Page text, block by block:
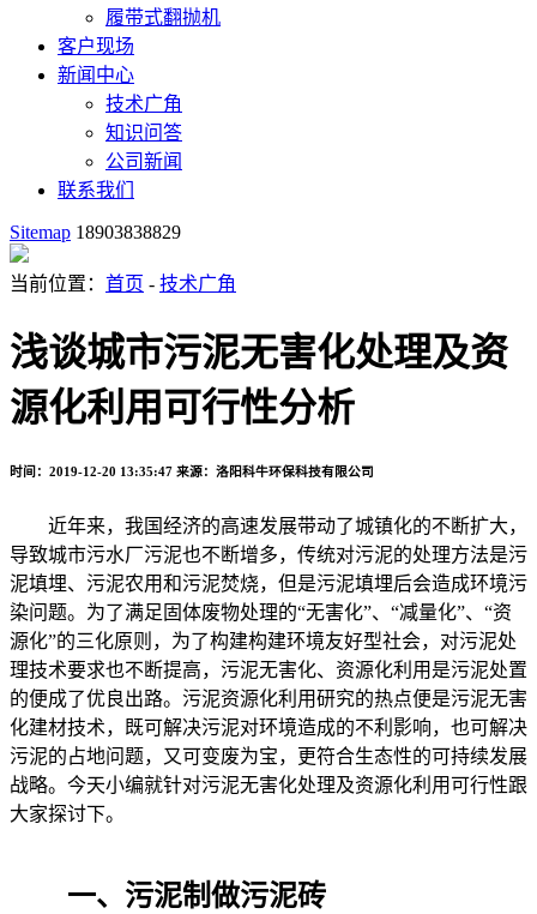
履带式翻抛机
客户现场
新闻中心
技术广角
知识问答
公司新闻
联系我们
Sitemap 18903838829
当前位置： 首页 - 技术广角
浅谈城市污泥无害化处理及资
源化利用可行性分析
时间：2019-12-20 13:35:47 来源：洛阳科牛环保科技有限公司
近年来，我国经济的高速发展带动了城镇化的不断扩大，
导致城市污水厂污泥也不断增多，传统对污泥的处理方法是污
泥填埋、污泥农用和污泥焚烧，但是污泥填埋后会造成环境污
染问题。为了满足固体废物处理的“无害化”、“减量化”、“资
源化”的三化原则，为了构建构建环境友好型社会，对污泥处
理技术要求也不断提高，污泥无害化、资源化利用是污泥处置
的便成了优良出路。污泥资源化利用研究的热点便是污泥无害
化建材技术，既可解决污泥对环境造成的不利影响，也可解决
污泥的占地问题，又可变废为宝，更符合生态性的可持续发展
战略。今天小编就针对污泥无害化处理及资源化利用可行性跟
大家探讨下。
一、污泥制做污泥砖